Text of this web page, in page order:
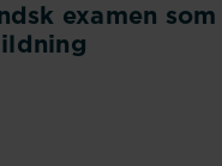
examen som